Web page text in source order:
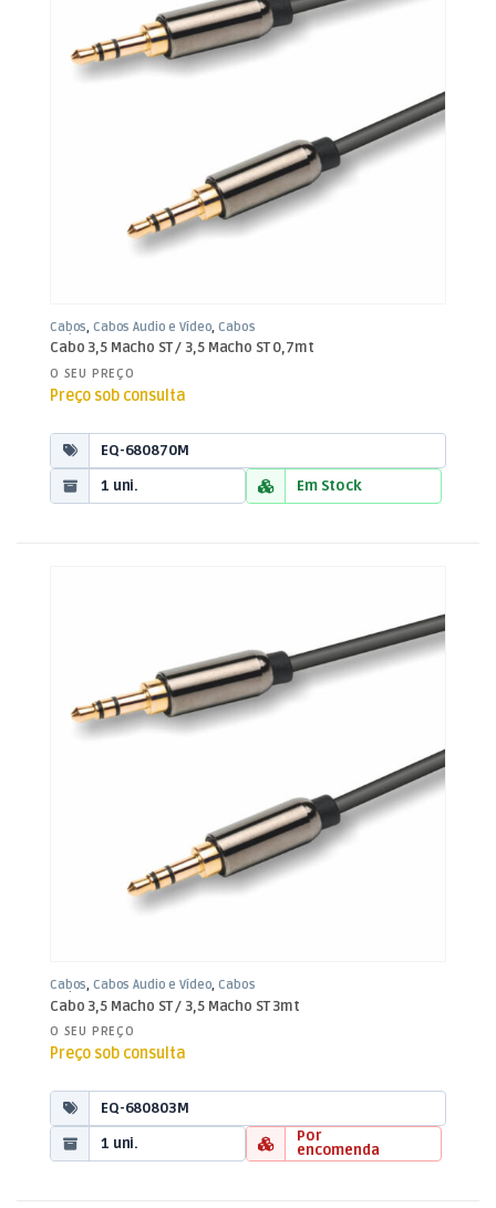
Cabos,Cabos Áudio e Vídeo,Cabos
Jack 3,5mm
Cabo 3,5 Macho ST / 3,5 Macho ST 0,7mt
O SEU PREÇO
Preço sob consulta
EQ-680870M
1 uni.
Em Stock
Cabos,Cabos Áudio e Vídeo,Cabos
Jack 3,5mm
Cabo 3,5 Macho ST / 3,5 Macho ST 3mt
O SEU PREÇO
Preço sob consulta
EQ-680803M
1 uni.
Por
encomenda